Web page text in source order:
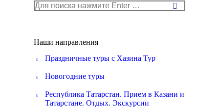
Поиск:
Наши направления
Праздничные туры с Хазина Тур
Новогодние туры
Республика Татарстан. Прием в Казани и
Татарстане. Отдых. Экскурсии